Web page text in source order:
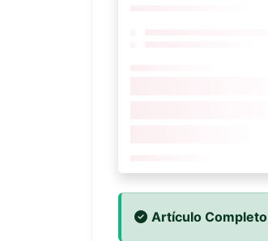
Artículo Completo